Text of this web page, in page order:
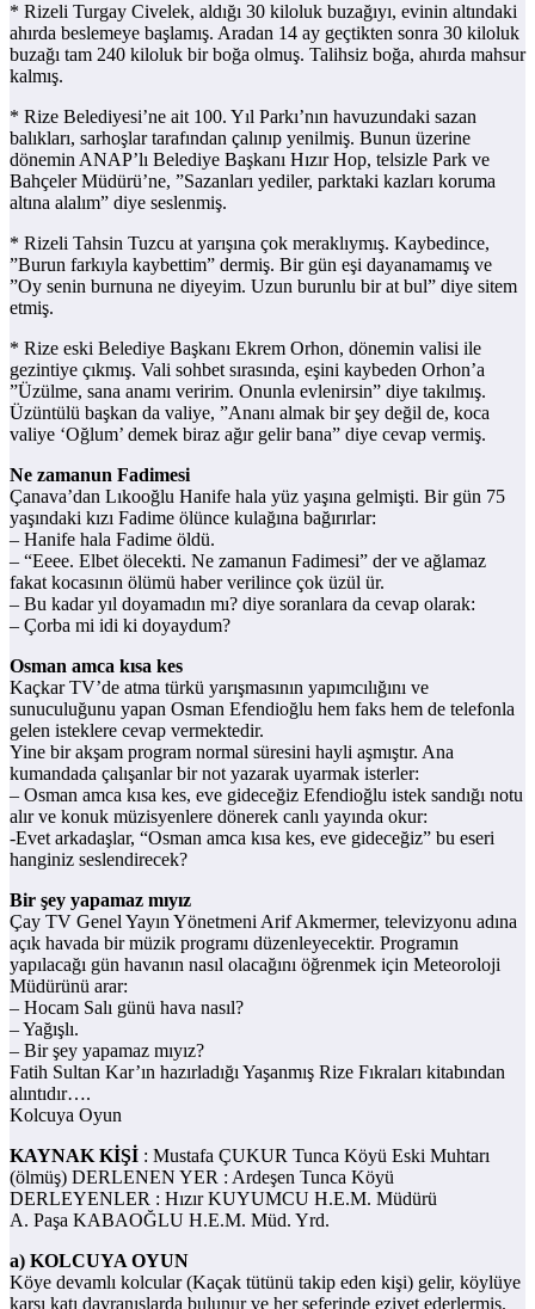
* Rizeli Turgay Civelek, aldığı 30 kiloluk buzağıyı, evinin altındaki
ahırda beslemeye başlamış. Aradan 14 ay geçtikten sonra 30 kiloluk
buzağı tam 240 kiloluk bir boğa olmuş. Talihsiz boğa, ahırda mahsur
kalmış.
* Rize Belediyesi’ne ait 100. Yıl Parkı’nın havuzundaki sazan
balıkları, sarhoşlar tarafından çalınıp yenilmiş. Bunun üzerine
dönemin ANAP’lı Belediye Başkanı Hızır Hop, telsizle Park ve
Bahçeler Müdürü’ne, ”Sazanları yediler, parktaki kazları koruma
altına alalım” diye seslenmiş.
* Rizeli Tahsin Tuzcu at yarışına çok meraklıymış. Kaybedince,
”Burun farkıyla kaybettim” dermiş. Bir gün eşi dayanamamış ve
”Oy senin burnuna ne diyeyim. Uzun burunlu bir at bul” diye sitem
etmiş.
* Rize eski Belediye Başkanı Ekrem Orhon, dönemin valisi ile
gezintiye çıkmış. Vali sohbet sırasında, eşini kaybeden Orhon’a
”Üzülme, sana anamı veririm. Onunla evlenirsin” diye takılmış.
Üzüntülü başkan da valiye, ”Ananı almak bir şey değil de, koca
valiye ‘Oğlum’ demek biraz ağır gelir bana” diye cevap vermiş.
Ne zamanun Fadimesi
Çanava’dan Lıkooğlu Hanife hala yüz yaşına gelmişti. Bir gün 75
yaşındaki kızı Fadime ölünce kulağına bağırırlar:
– Hanife hala Fadime öldü.
– “Eeee. Elbet ölecekti. Ne zamanun Fadimesi” der ve ağlamaz
fakat kocasının ölümü haber verilince çok üzül ür.
– Bu kadar yıl doyamadın mı? diye soranlara da cevap olarak:
– Çorba mi idi ki doyaydum?
Osman amca kısa kes
Kaçkar TV’de atma türkü yarışmasının yapımcılığını ve
sunuculuğunu yapan Osman Efendioğlu hem faks hem de telefonla
gelen isteklere cevap vermektedir.
Yine bir akşam program normal süresini hayli aşmıştır. Ana
kumandada çalışanlar bir not yazarak uyarmak isterler:
– Osman amca kısa kes, eve gideceğiz Efendioğlu istek sandığı notu
alır ve konuk müzisyenlere dönerek canlı yayında okur:
-Evet arkadaşlar, “Osman amca kısa kes, eve gideceğiz” bu eseri
hanginiz seslendirecek?
Bir şey yapamaz mıyız
Çay TV Genel Yayın Yönetmeni Arif Akmermer, televizyonu adına
açık havada bir müzik programı düzenleyecektir. Programın
yapılacağı gün havanın nasıl olacağını öğrenmek için Meteoroloji
Müdürünü arar:
– Hocam Salı günü hava nasıl?
– Yağışlı.
– Bir şey yapamaz mıyız?
Fatih Sultan Kar’ın hazırladığı Yaşanmış Rize Fıkraları kitabından
alıntıdır….
Kolcuya Oyun
KAYNAK KİŞİ : Mustafa ÇUKUR Tunca Köyü Eski Muhtarı
(ölmüş) DERLENEN YER : Ardeşen Tunca Köyü
DERLEYENLER : Hızır KUYUMCU H.E.M. Müdürü
A. Paşa KABAOĞLU H.E.M. Müd. Yrd.
a) KOLCUYA OYUN
Köye devamlı kolcular (Kaçak tütünü takip eden kişi) gelir, köylüye
karşı katı davranışlarda bulunur ve her seferinde eziyet ederlermiş.